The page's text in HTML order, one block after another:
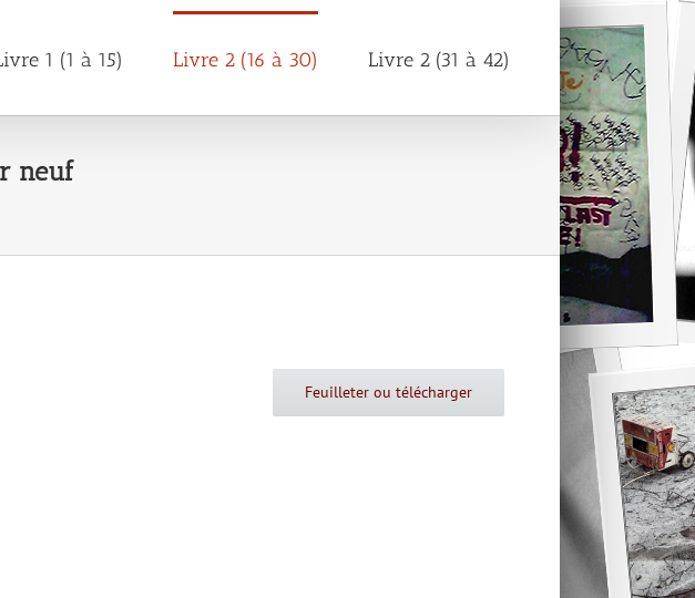
1 (1 à 15) Livre 2 (16 à 30) Livre 2 (31 à 42)
neuf
Feuilleter ou télécharger